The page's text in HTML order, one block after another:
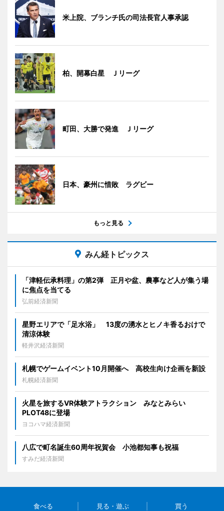
米上院、ブランチ氏の司法長官人事承認
柏、開幕白星 Ｊリーグ
町田、大勝で発進 Ｊリーグ
日本、豪州に惜敗 ラグビー
もっと見る
みん経トピックス
「津軽伝承料理」の第2弾 正月や盆、農事など人が集う場
に焦点を当てる
弘前経済新聞
星野エリアで「足水浴」 13度の湧水とヒノキ香るおけで
清涼体験
軽井沢経済新聞
札幌でゲームイベント10月開催へ 高校生向け企画を新設
札幌経済新聞
火星を旅するVR体験アトラクション みなとみらい
PLOT48に登場
ヨコハマ経済新聞
八広で町名誕生60周年祝賀会 小池都知事も祝福
すみだ経済新聞
食べる 見る・遊ぶ 買う